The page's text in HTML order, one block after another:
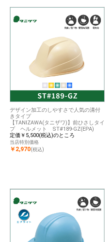
デザイン加工のしやすさで人気の溝付
きタイプ
【TANIZAWA(タニザワ)】前ひさしタイ
プ ヘルメット ST#189-GZ(EPA)
定価￥5,500(税込)のところ
当店特別価格
￥2,970(税込)